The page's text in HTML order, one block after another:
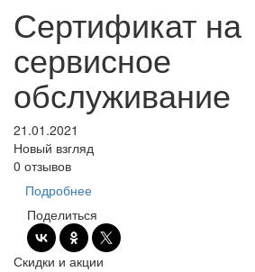
Сертификат на
сервисное
обслуживание
21.01.2021
Новый взгляд
0 отзывов
Подробнее
Поделиться
Скидки и акции